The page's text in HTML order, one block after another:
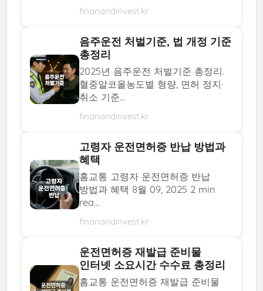
finanandinvest.kr
음주운전 처벌기준, 법 개정 기준
총정리
2025년 음주운전 처벌기준 총정리.
혈중알코올농도별 형량, 면허 정지·
취소 기준...
finanandinvest.kr
고령자 운전면허증 반납 방법과
혜택
홈교통 고령자 운전면허증 반납
방법과 혜택 8월 09, 2025 2 min
rea...
finanandinvest.kr
운전면허증 재발급 준비물
인터넷 소요시간 수수료 총정리
홈교통 운전면허증 재발급 준비물